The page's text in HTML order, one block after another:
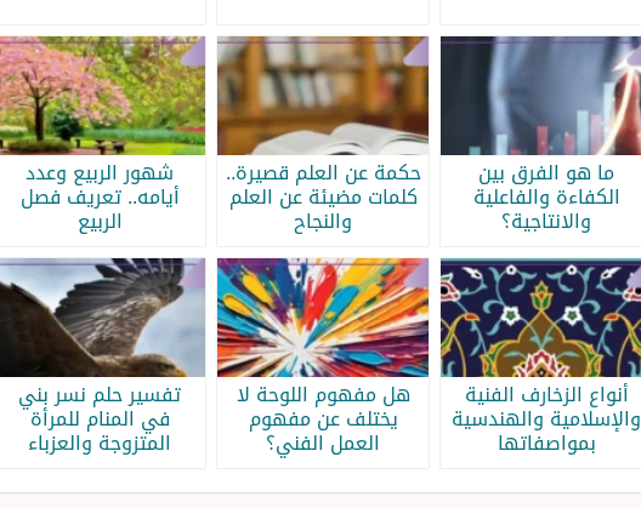
ما هو الفرق بين
الكفاءة والفاعلية
والانتاجية؟
حكمة عن العلم قصيرة..
كلمات مضيئة عن العلم
والنجاح
شهور الربيع وعدد
أيامه.. تعريف فصل
الربيع
أنواع الزخارف الفنية
والإسلامية والهندسية
بمواصفاتها
هل مفهوم اللوحة لا
يختلف عن مفهوم
العمل الفني؟
تفسير حلم نسر بني
في المنام للمرأة
المتزوجة والعزباء